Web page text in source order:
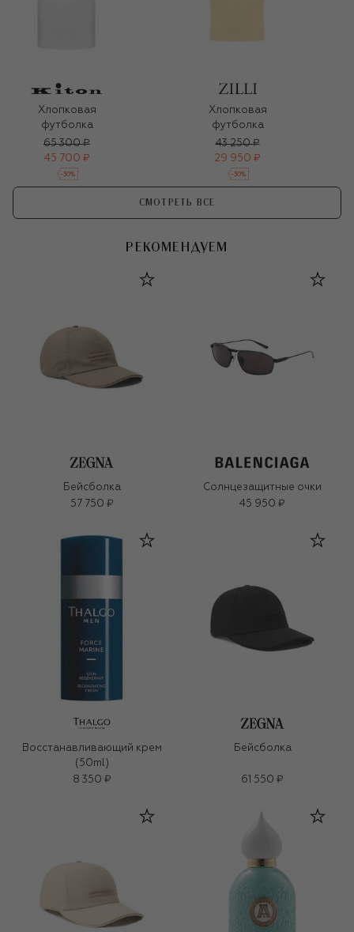
Хлопковая
футболка
65 300 ₽
45 700 ₽
-30%
Хлопковая
футболка
43 250 ₽
29 950 ₽
-30%
СМОТРЕТЬ ВСЕ
РЕКОМЕНДУЕМ
Бейсболка
57 750 ₽
Солнцезащитные очки
45 950 ₽
Восстанавливающий крем
(50ml)
8 350 ₽
Бейсболка
61 550 ₽